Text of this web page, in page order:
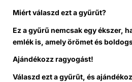
Miért válaszd ezt a gyűrűt?
Ez a gyűrű nemcsak egy ékszer,
emlék is, amely örömet és
Ajándékozz ragyogást!
Válaszd ezt a gyűrűt, és